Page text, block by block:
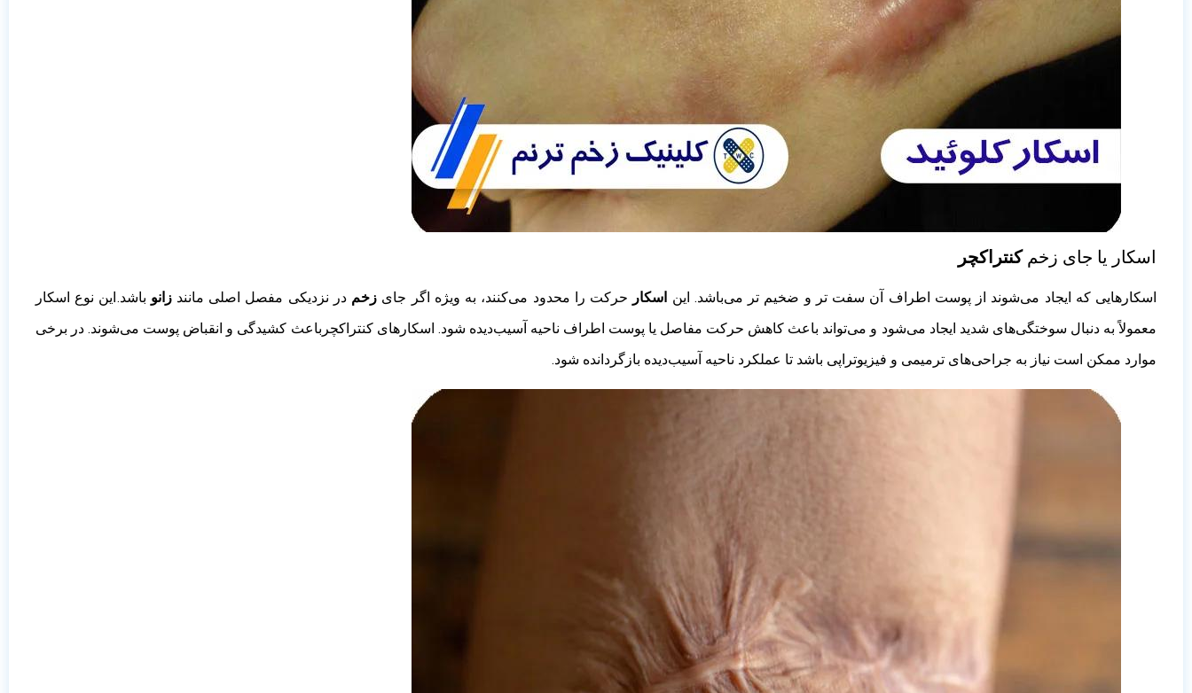
اسکار یا جای زخمکنتراکچر
اسکارهایی که ایجاد می‌شوند از پوست اطراف آن سفت تر و ضخیم تر می‌باشد. این اسکار حرکت را محدود می‌کنند، به ویژه اگر جای زخم در نزدیکی مفصل اصلی مانندزانو باشد.این نوع اسکار
معمولاً به دنبال سوختگی‌های شدید ایجاد می‌شود و می‌تواند باعث کاهش حرکت مفاصل یا پوست اطراف ناحیه آسیب‌دیده شود. اسکارهای کنتراکچرباعث کشیدگی و انقباض پوست می‌شوند. در برخی
موارد ممکن است نیاز به جراحی‌های ترمیمی و فیزیوتراپی باشد تا عملکرد ناحیه آسیب‌دیده بازگردانده شود.